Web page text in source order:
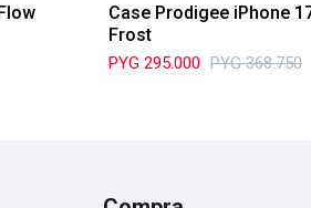
Case Prodigee iPhone
Frost
PYG 295.000 PYG 368.750